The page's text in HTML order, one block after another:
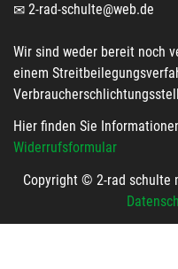
2-rad-schulte@web.de
Wir sind weder bereit noch
einem
Hier finden Sie
Widerrufsformular
Copyright © 2-rad schulte